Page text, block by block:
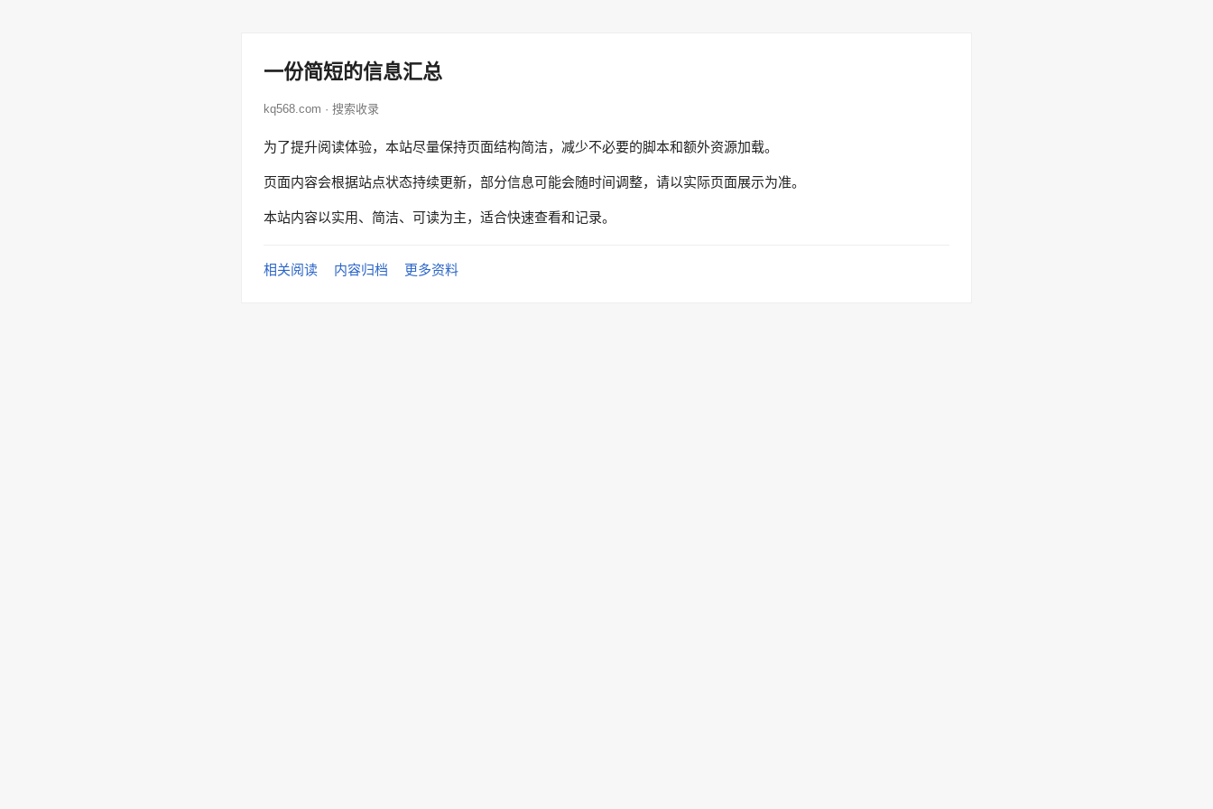
一份简短的信息汇总
kq568.com · 搜索收录
为了提升阅读体验，本站尽量保持页面结构简洁，减少不必要的脚本和额外资源加载。
页面内容会根据站点状态持续更新，部分信息可能会随时间调整，请以实际页面展示为准。
本站内容以实用、简洁、可读为主，适合快速查看和记录。
相关阅读 内容归档 更多资料